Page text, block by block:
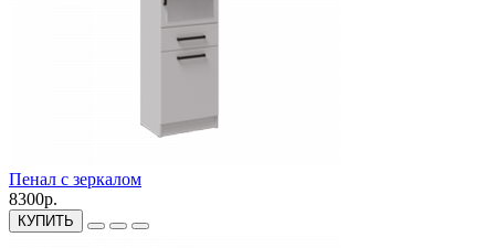
Пенал с зеркалом
8300р.
КУПИТЬ